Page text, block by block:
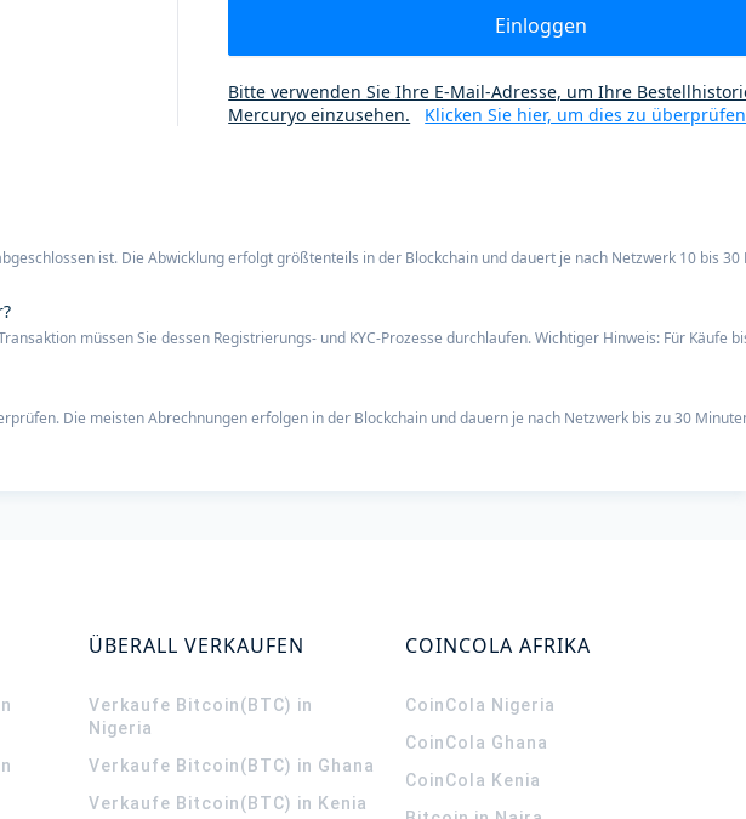
Einloggen
Bitte verwenden Sie Ihre E-Mail-Adresse, um Ihre
Mercuryo einzusehen.
Klicken Sie hier, um dies zu
ist. Die Abwicklung erfolgt größtenteils in der Blockchain und dauert je nach Netzwerk 10 bis 30
müssen Sie dessen Registrierungs- und KYC-Prozesse durchlaufen. Wichtiger Hinweis: Für Käufe
Die meisten Abrechnungen erfolgen in der Blockchain und dauern je nach Netzwerk bis zu 30
ÜBERALL VERKAUFEN
Verkaufe Bitcoin(BTC) in
Nigeria
Verkaufe Bitcoin(BTC) in Ghana
Verkaufe Bitcoin(BTC) in Kenia
COINCOLA AFRIKA
CoinCola Nigeria
CoinCola Ghana
CoinCola Kenia